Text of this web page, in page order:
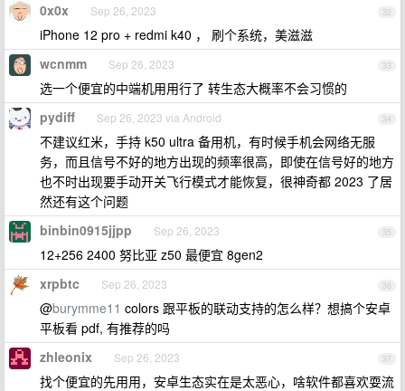
32
0x0x Sep 26, 2023
iPhone 12 pro + redmi k40 ， 刷个系统，美滋滋
33
wcnmm Sep 26, 2023
选一个便宜的中端机用用行了 转生态大概率不会习惯的
34
pydiff Sep 26, 2023 via Android
不建议红米，手持 k50 ultra 备用机，有时候手机会网络无服
务，而且信号不好的地方出现的频率很高，即使在信号好的地方
也不时出现要手动开关飞行模式才能恢复，很神奇都 2023 了居
然还有这个问题
35
binbin0915jjpp Sep 26, 2023
12+256 2400 努比亚 z50 最便宜 8gen2
36
xrpbtc Sep 26, 2023
@burymme11 colors 跟平板的联动支持的怎么样？想搞个安卓
平板看 pdf, 有推荐的吗
37
zhleonix Sep 26, 2023
找个便宜的先用用，安卓生态实在是太恶心，啥软件都喜欢耍流